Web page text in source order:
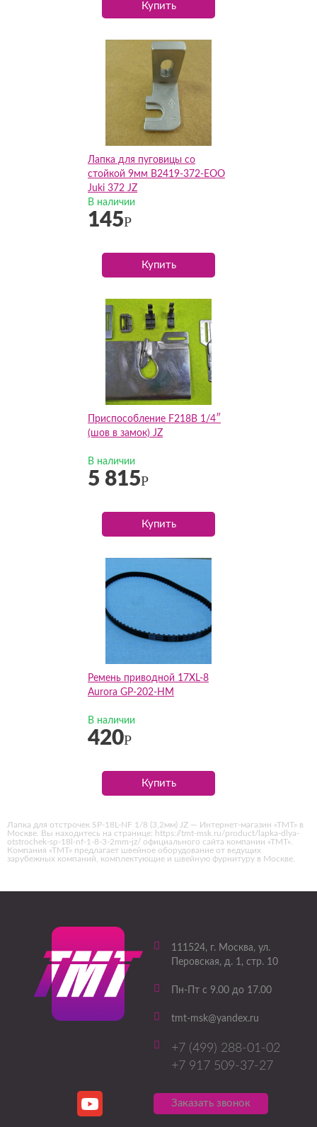
Купить
Лапка для пуговицы со
стойкой 9мм B2419-372-EOO
Juki 372 JZ
В наличии
145Р
Купить
Приспособление F218B 1/4″
(шов в замок) JZ
В наличии
5 815Р
Купить
Ремень приводной 17XL-8
Aurora GP-202-HM
В наличии
420Р
Купить
Лапка для отстрочек SP-18L-NF 1/8 (3,2мм) JZ — Интернет-магазин «ТМТ» в
Москве. Вы находитесь на странице: https://tmt-msk.ru/product/lapka-dlya-
otstrochek-sp-18l-nf-1-8-3-2mm-jz/ официального сайта компании «ТМТ».
Компания «ТМТ» предлагает швейное оборудование от ведущих
зарубежных компаний, комплектующие и швейную фурнитуру в Москве.
111524, г. Москва, ул.
Перовская, д. 1, стр. 10
Пн-Пт с 9.00 до 17.00
tmt-msk@yandex.ru
+7 (499) 288-01-02
+7 917 509-37-27
Заказать звонок